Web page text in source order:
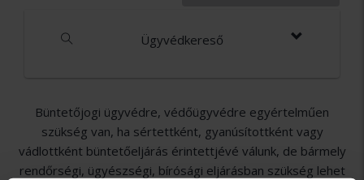
Ügyvédkereső
Büntetőjogi ügyvédre, védőügyvédre egyértelműen
szükség van, ha sértettként, gyanúsítottként vagy
vádlottként büntetőeljárás érintettjévé válunk, de bármely
rendőrségi, ügyészségi, bírósági eljárásban szükség lehet